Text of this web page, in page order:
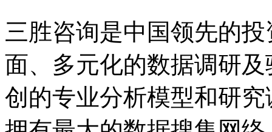
三胜咨询是中国领先的
面、多元化的数据调研
创的专业分析模型和研